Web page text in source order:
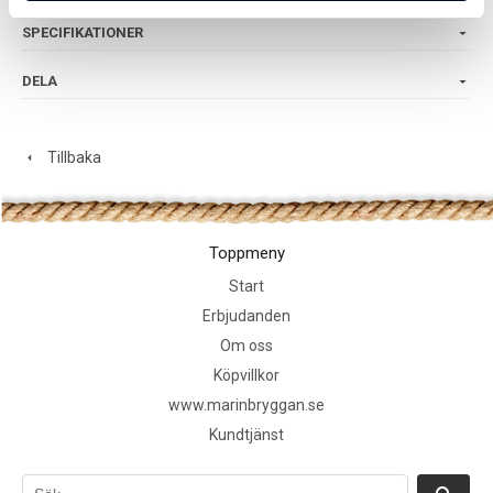
SPECIFIKATIONER
DELA
Tillbaka
Toppmeny
Start
Erbjudanden
Om oss
Köpvillkor
www.marinbryggan.se
Kundtjänst